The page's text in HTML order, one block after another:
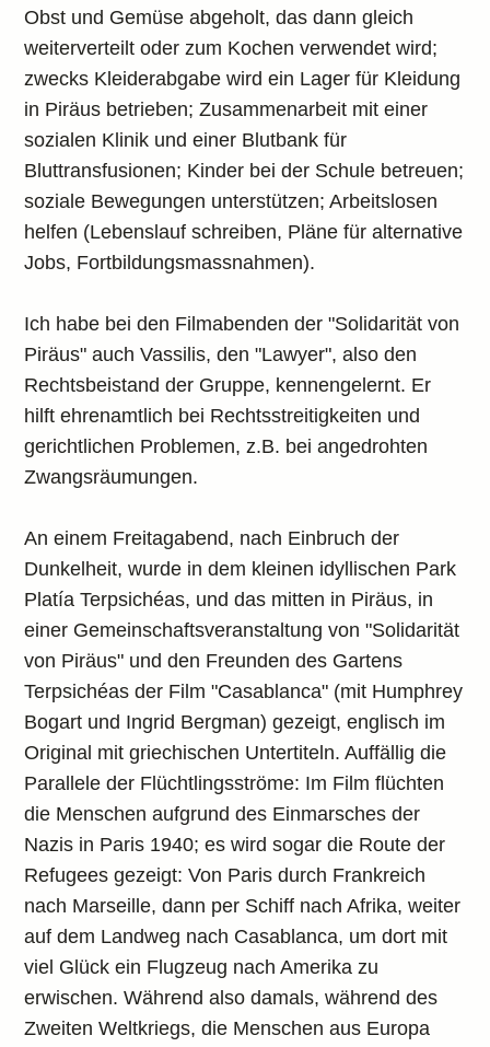
Obst und Gemüse abgeholt, das dann gleich
weiterverteilt oder zum Kochen verwendet wird;
zwecks Kleiderabgabe wird ein Lager für Kleidung
in Piräus betrieben; Zusammenarbeit mit einer
sozialen Klinik und einer Blutbank für
Bluttransfusionen; Kinder bei der Schule betreuen;
soziale Bewegungen unterstützen; Arbeitslosen
helfen (Lebenslauf schreiben, Pläne für alternative
Jobs, Fortbildungsmassnahmen).
Ich habe bei den Filmabenden der "Solidarität von
Piräus" auch Vassilis, den "Lawyer", also den
Rechtsbeistand der Gruppe, kennengelernt. Er
hilft ehrenamtlich bei Rechtsstreitigkeiten und
gerichtlichen Problemen, z.B. bei angedrohten
Zwangsräumungen.
An einem Freitagabend, nach Einbruch der
Dunkelheit, wurde in dem kleinen idyllischen Park
Platía Terpsichéas, und das mitten in Piräus, in
einer Gemeinschaftsveranstaltung von "Solidarität
von Piräus" und den Freunden des Gartens
Terpsichéas der Film "Casablanca" (mit Humphrey
Bogart und Ingrid Bergman) gezeigt, englisch im
Original mit griechischen Untertiteln. Auffällig die
Parallele der Flüchtlingsströme: Im Film flüchten
die Menschen aufgrund des Einmarsches der
Nazis in Paris 1940; es wird sogar die Route der
Refugees gezeigt: Von Paris durch Frankreich
nach Marseille, dann per Schiff nach Afrika, weiter
auf dem Landweg nach Casablanca, um dort mit
viel Glück ein Flugzeug nach Amerika zu
erwischen. Während also damals, während des
Zweiten Weltkriegs, die Menschen aus Europa